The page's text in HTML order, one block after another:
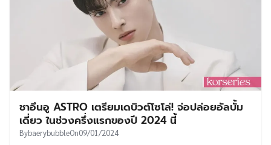
ชาอึนอู ASTRO เตรียมเดบิวต์โซโล่! จ่อปล่อยอัลบั้ม
เดี่ยว ในช่วงครึ่งแรกของปี 2024 นี้
BybaerybubbleOn09/01/2024